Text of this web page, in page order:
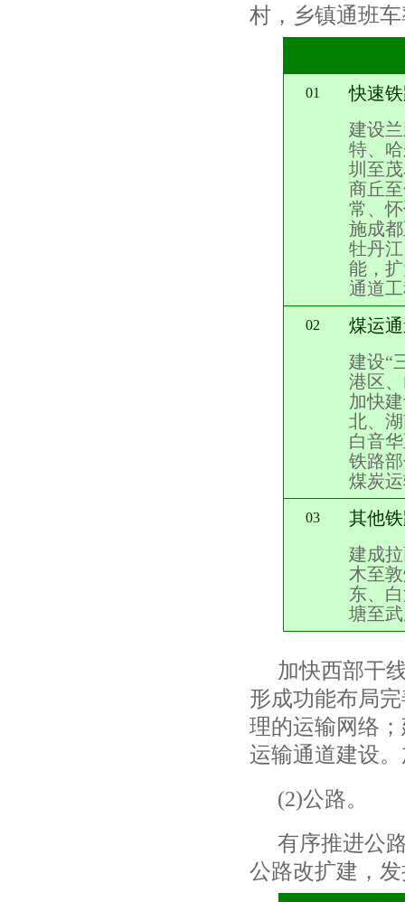
村，乡镇通班
01
快速
建设
特、
圳至
商丘
常、
施成
牡丹
能，
通道
02
煤运
建设“
港区
加快
北、
白音
铁路
煤炭
03
其他
建成
木至
东、
塘至
加快西部干
形成功能布局
理的运输网络
运输通道建设
(2)公路。
有序推进公
公路改扩建，